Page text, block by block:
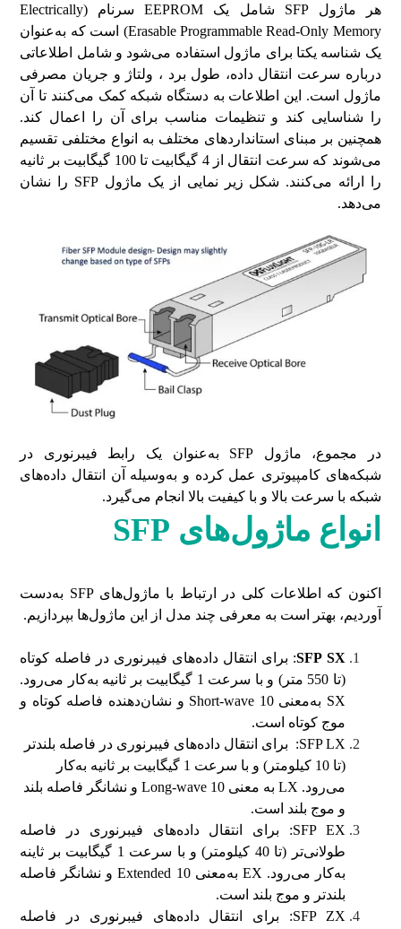
هر ماژول SFP شامل یک EEPROM سرنام (Electrically
Erasable Programmable Read-Only Memory) است که به‌عنوان
یک شناسه یکتا برای ماژول استفاده می‌شود و شامل اطلاعاتی
درباره سرعت انتقال داده، طول برد ، ولتاژ و جریان مصرفی
ماژول است. این اطلاعات به دستگاه شبکه کمک می‌کنند تا آن
را شناسایی کند و تنظیمات مناسب برای آن را اعمال کند.
همچنین بر مبنای استانداردهای مختلف به انواع مختلفی تقسیم
می‌شوند که سرعت انتقال از 4 گیگابیت تا 100 گیگابیت بر ثانیه
را ارائه می‌کنند. شکل زیر نمایی از یک ماژول SFP را نشان
می‌دهد.
در مجموع، ماژول SFP به‌عنوان یک رابط فیبرنوری در
شبکه‌های کامپیوتری عمل کرده و به‌وسیله آن انتقال داده‌های
شبکه با سرعت بالا و با کیفیت بالا انجام می‌گیرد.
انواع ماژول‌های SFP
اکنون که اطلاعات کلی در ارتباط با ماژول‌های SFP به‌دست
آوردیم، بهتر است به معرفی چند مدل از این ماژول‌ها بپردازیم.
SFP SX: برای انتقال داده‌های فیبرنوری در فاصله کوتاه
(تا 550 متر) و با سرعت 1 گیگابیت بر ثانیه به‌کار می‌رود.
SX به‌معنی Short-wave 10 و نشان‌دهنده فاصله کوتاه و
موج کوتاه است.
SFP LX: برای انتقال داده‌های فیبرنوری در فاصله بلندتر
(تا 10 کیلومتر) و با سرعت 1 گیگابیت بر ثانیه به‌کار
می‌رود. LX به معنی Long-wave 10 و نشانگر فاصله بلند
و موج بلند است.
SFP EX: برای انتقال داده‌های فیبرنوری در فاصله
طولانی‌تر (تا 40 کیلومتر) و با سرعت 1 گیگابیت بر ثاینه
به‌کار می‌رود. EX به‌معنی Extended 10 و نشانگر فاصله
بلندتر و موج بلند است.
SFP ZX: برای انتقال داده‌های فیبرنوری در فاصله